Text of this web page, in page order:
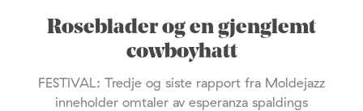
Roseblader og en gjenglemt
cowboyhatt
FESTIVAL: Tredje og siste rapport fra Moldejazz
inneholder omtaler av esperanza spaldings